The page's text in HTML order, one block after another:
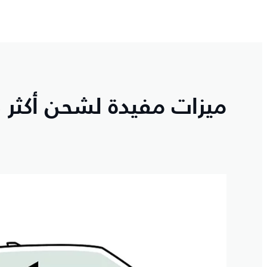
ميزات مفيدة لشحن أكثر